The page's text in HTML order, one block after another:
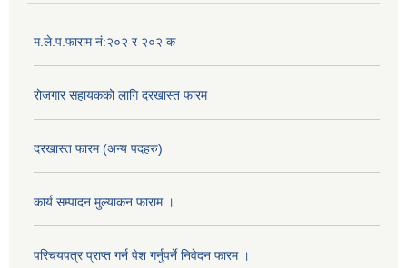
म.ले.प.फाराम नं:२०२ र २०२ क
रोजगार सहायकको लागि दरखास्त फारम
दरखास्त फारम (अन्य पदहरु)
कार्य सम्पादन मुल्याक‌न फाराम ।
परिचयपत्र प्राप्त गर्न पेश गर्नुपर्ने निवेदन फारम ।